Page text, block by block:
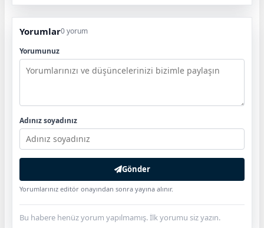
Yorumlar0 yorum
Yorumunuz
Adınız soyadınız
Gönder
Yorumlarınız editör onayından sonra yayına alınır.
Bu habere henüz yorum yapılmamış. İlk yorumu siz yazın.